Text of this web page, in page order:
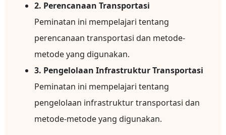
2. Perencanaan Transportasi
Peminatan ini mempelajari tentang
perencanaan transportasi dan metode-
metode yang digunakan.
3. Pengelolaan Infrastruktur Transportasi
Peminatan ini mempelajari tentang
pengelolaan infrastruktur transportasi dan
metode-metode yang digunakan.